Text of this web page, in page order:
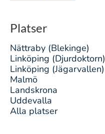
Platser
Nättraby (Blekinge)
Linköping (Djurdoktorn)
Linköping (Jägarvallen)
Malmö
Landskrona
Uddevalla
Alla platser